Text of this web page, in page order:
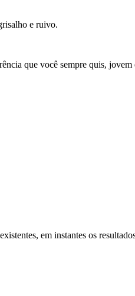
e ruivo.
que você sempre quis,
em instantes os